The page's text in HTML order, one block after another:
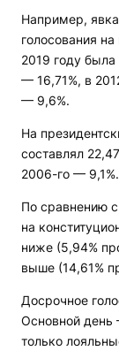
Например,
голосования
2019 году
— 16,71%, в
— 9,6%.
На
составлял
2006-го — 9,1%.
По сравнению
на
ниже (5,94%
выше (14,61%
Досрочное
Основной
только